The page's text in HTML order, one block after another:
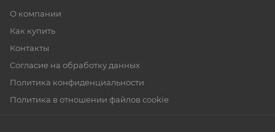
О компании
Как купить
Контакты
Согласие на обработку данных
Политика конфиденциальности
Политика в отношении файлов cookie